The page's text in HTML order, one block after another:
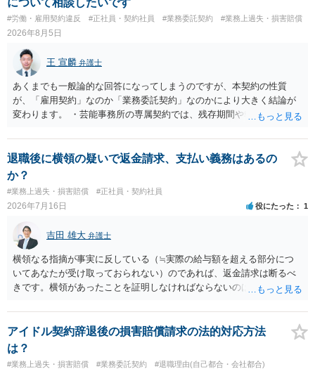
#労働・雇用契約違反 #正社員・契約社員 #業務委託契約 #業務上過失・損害賠償
2026年8月5日
王 宣麟 弁護士
あくまでも一般論的な回答になってしまうのですが、本契約の性質
が、「雇用契約」なのか「業務委託契約」なのかにより大きく結論が
変わります。 ・芸能事務所の専属契約では、残存期間や報酬額、投下
務上よくあるからといって当然に適法という意味ではなく、実際の損
害との対応関係や合理性が重要です。 ・違約金に上限がなくても、常
に有効になるわけではありません。契約が労働契約に近い実態なら労
基法16条で無効となる余地があり、そうでなくても、金額が事務所の
損害と比べて過大なら無効や減額が争点になります。 ・契約前の修正
交渉は一般的です。 交渉の方向としては、上限額を設ける、実損害ベ
ースにする、算定根拠を明確化する、違約金ではなく「合理的な実
費・未回収費用のみ」に限定する、などが典型です。 ・弁護士に契約
前に契約書の内容をレビューしてもらう価値は十分にあると思われま
す。 争点は、契約類型が雇用か業務委託か、実態として労働者性があ
るか、解除事由が双方にどう定められているか、違約金の算定根拠が
合理的か、という複数論点に分かれます。契約前なら、交渉のパワー
バランスの問題もありますが、修正余地があるうえ、後から争うより
コストを抑えやすいので、資料等を持参の上弁護士に確認されること
をお勧めします。 ・事務所側の解除でも、解除理由によってはタレン
ト側に損害賠償が発生する建付けになっていることはあります。ただ
し、事務所側が一方的に解除したのにタレントへ違約金を課す設計
退職後に横領の疑いで返金請求、支払い義務はあるの
か？
#業務上過失・損害賠償 #正社員・契約社員
2026年7月16日 役にたった 1
吉田 雄大 弁護士
横領なる指摘が事実に反している（≒実際の給与額を超える部分につ
いてあなたが受け取っておられない）のであれば、返金請求は断るべ
きです。横領があったことを証明しなければならないのは会社側なの
アイドル契約辞退後の損害賠償請求の法的対応方法
は？
#業務上過失・損害賠償 #業務委託契約
#退職理由(自己都合・会社都合)